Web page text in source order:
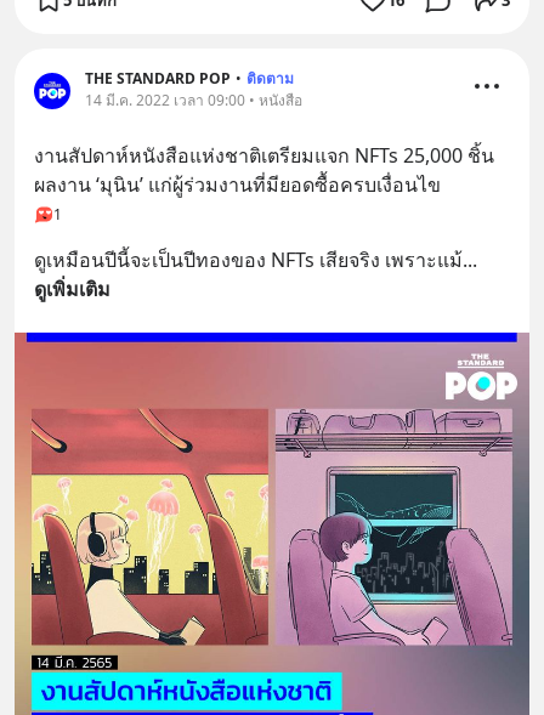
THE STANDARD POP • ติดตาม
14 มี.ค. 2022 เวลา 09:00 • หนังสือ
งานสัปดาห์หนังสือแห่งชาติเตรียมแจก NFTs 25,000 ชิ้น
ผลงาน ‘มุนิน’ แก่ผู้ร่วมงานที่มียอดซื้อครบเงื่อนไข
1
ดูเหมือนปีนี้จะเป็นปีทองของ NFTs เสียจริง เพราะแม้...
ดูเพิ่มเติม